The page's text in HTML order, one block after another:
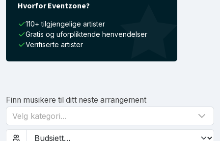
Hvorfor Eventzone?
110+ tilgjengelige artister
Gratis og uforpliktende henvendelser
Verifiserte artister
Finn musikere til ditt neste arrangement
Velg kategori...